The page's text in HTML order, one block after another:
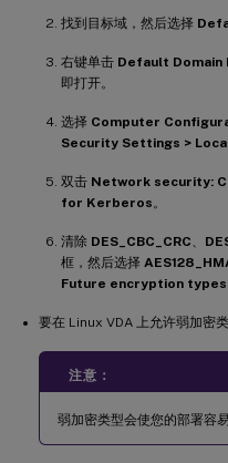
找到目标域，然后选择
右键单击 Default Domain
即打开。
选择 Computer
Security Settings >
双击 Network security:
for Kerberos 。
清除 DES_CBC_CRC
框，然后选择
Future encryption types
要在 Linux VDA 上允许弱加密
注意：
弱加密类型会使您的部署容